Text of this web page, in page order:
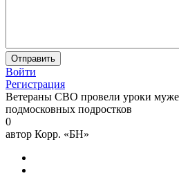
Войти
Регистрация
Ветераны СВО провели уроки
подмосковных подростков
0
автор Корр. «БН»